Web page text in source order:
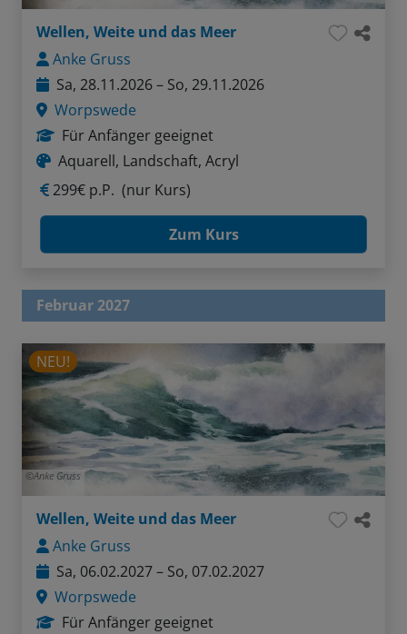
Wellen, Weite und das Meer
Anke Gruss
Sa, 28.11.2026 – So, 29.11.2026
Worpswede
Für Anfänger geeignet
Aquarell, Landschaft, Acryl
299€ p.P. (nur Kurs)
Zum Kurs
Februar 2027
Anke Gruss
NEU!
Wellen, Weite und das Meer
Anke Gruss
Sa, 06.02.2027 – So, 07.02.2027
Worpswede
Für Anfänger geeignet